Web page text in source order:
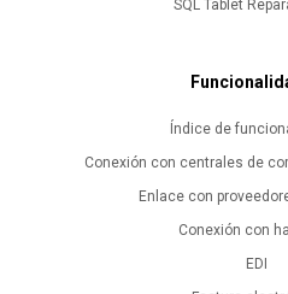
SQL Tablet
Índice de
Conexión con centrales de
Enlace con
Conexión con
EDI